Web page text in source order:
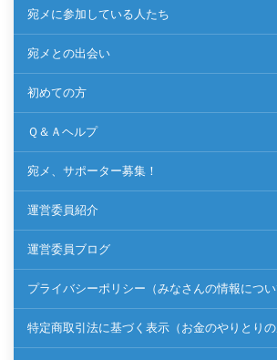
宛メに参加している人たち
宛メとの出会い
初めての方
Ｑ＆Ａヘルプ
宛メ、サポーター募集！
運営委員紹介
運営委員ブログ
プライバシーポリシー（みなさんの情報につい
特定商取引法に基づく表示（お金のやりとりの